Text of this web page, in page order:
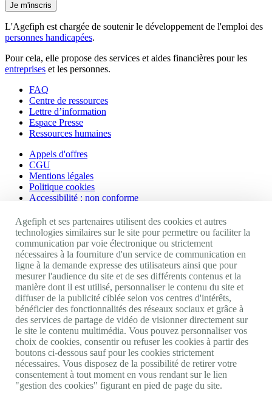
Je m'inscris
L'Agefiph est chargée de soutenir le développement de l'emploi des
personnes handicapées.
Pour cela, elle propose des services et aides financières pour les
entreprises et les personnes.
FAQ
Centre de ressources
Lettre d’information
Espace Presse
Ressources humaines
Appels d'offres
CGU
Mentions légales
Politique cookies
Accessibilité : non conforme
Nos autres sites
Site portail Agefiph
Activateur de progrès
Handinnov
Innovation et recherche
Université du RRH
Service AppuiPro
Nous suivre
Youtube
Linkedin
Facebook
Twitter
Agefiph et ses partenaires utilisent des cookies et autres
technologies similaires sur le site pour permettre ou faciliter la
communication par voie électronique ou strictement
nécessaires à la fourniture d'un service de communication en
ligne à la demande expresse des utilisateurs ainsi que pour
mesurer l'audience du site et de ses différents contenus et la
manière dont il est utilisé, personnaliser le contenu du site et
diffuser de la publicité ciblée selon vos centres d'intérêts,
bénéficier des fonctionnalités des réseaux sociaux et grâce à
des services de partage de vidéo de visionner directement sur
le site le contenu multimédia. Vous pouvez personnaliser vos
choix de cookies, consentir ou refuser les cookies à partir des
boutons ci-dessous sauf pour les cookies strictement
nécessaires. Vous disposez de la possibilité de retirer votre
consentement à tout moment en vous rendant sur le lien
"gestion des cookies" figurant en pied de page du site.